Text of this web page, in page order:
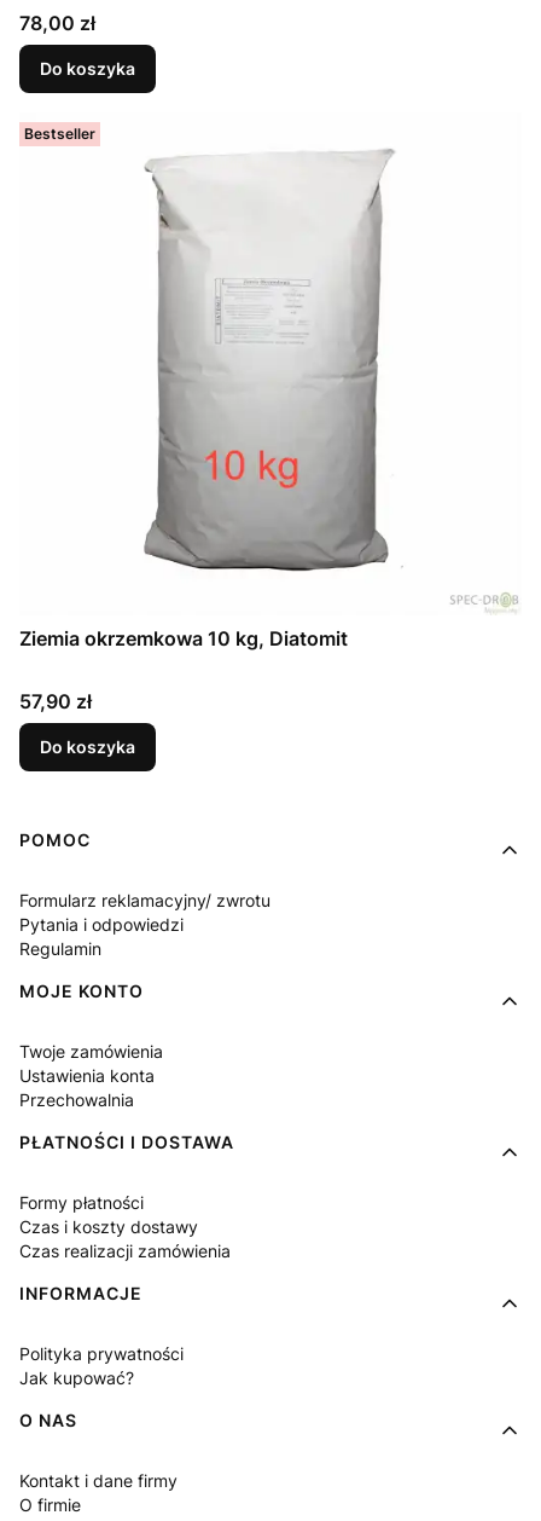
Cena
78,00 zł
Do koszyka
Bestseller
Ziemia okrzemkowa 10 kg, Diatomit
Cena
57,90 zł
Do koszyka
Linki w stopce
POMOC
Formularz reklamacyjny/ zwrotu
Pytania i odpowiedzi
Regulamin
MOJE KONTO
Twoje zamówienia
Ustawienia konta
Przechowalnia
PŁATNOŚCI I DOSTAWA
Formy płatności
Czas i koszty dostawy
Czas realizacji zamówienia
INFORMACJE
Polityka prywatności
Jak kupować?
O NAS
Kontakt i dane firmy
O firmie